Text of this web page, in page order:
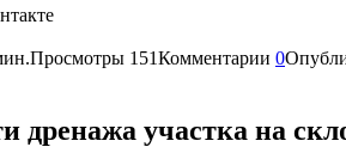
Просмотры 151Комментарии 0
дренажа участка на